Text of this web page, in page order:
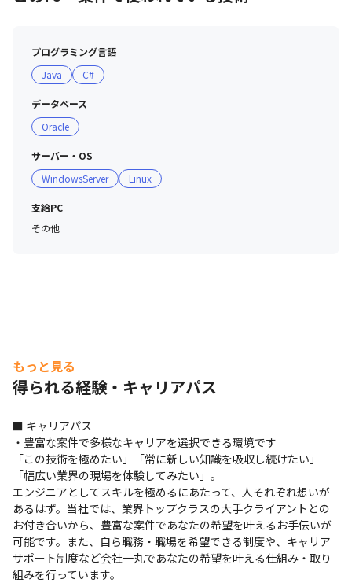
に、女性の産休・育休取得率は99.16％で復帰するメンバ
ーも多数（※）。長くご活躍いただいているエンジニアが
多数在籍しています。
（※2024年12月時点）
プログラミング言語
Java
C#
データベース
Oracle
サーバー・OS
WindowsServer
Linux
支給PC
その他
もっと見る
得られる経験・キャリアパス
■ キャリアパス
・豊富な案件で多様なキャリアを選択できる環境です
「この技術を極めたい」「常に新しい知識を吸収し続けたい」
「幅広い業界の現場を体験してみたい」。
エンジニアとしてスキルを極めるにあたって、人それぞれ想いが
あるはず。当社では、業界トップクラスの大手クライアントとの
お付き合いから、豊富な案件であなたの希望を叶えるお手伝いが
可能です。また、自ら職務・職場を希望できる制度や、キャリア
サポート制度など会社一丸であなたの希望を叶える仕組み・取り
組みを行っています。